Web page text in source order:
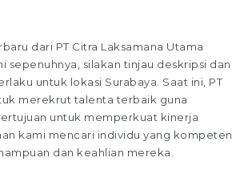
dari PT Citra Laksamana Utama
sepenuhnya, silakan tinjau deskripsi dan
untuk lokasi Surabaya. Saat ini, PT
merekrut talenta terbaik guna
untuk memperkuat kinerja
kami mencari individu yang kompeten
dan keahlian mereka.